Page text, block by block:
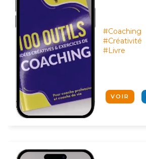
#Coaching
#Créativité
#Livre
VOIR